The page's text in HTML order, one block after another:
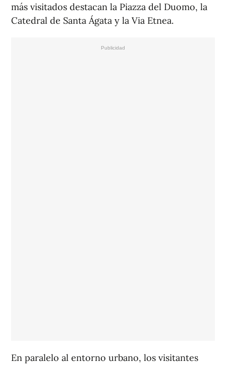
más visitados destacan la Piazza del Duomo, la
Catedral de Santa Ágata y la Via Etnea.
En paralelo al entorno urbano, los visitantes